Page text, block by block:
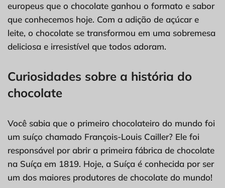
europeus que o chocolate ganhou o formato e sabor
que conhecemos hoje. Com a adição de açúcar e
leite, o chocolate se transformou em uma sobremesa
deliciosa e irresistível que todos adoram.
Curiosidades sobre a história do
chocolate
Você sabia que o primeiro chocolateiro do mundo foi
um suíço chamado François-Louis Cailler? Ele foi
responsável por abrir a primeira fábrica de chocolate
na Suíça em 1819. Hoje, a Suíça é conhecida por ser
um dos maiores produtores de chocolate do mundo!